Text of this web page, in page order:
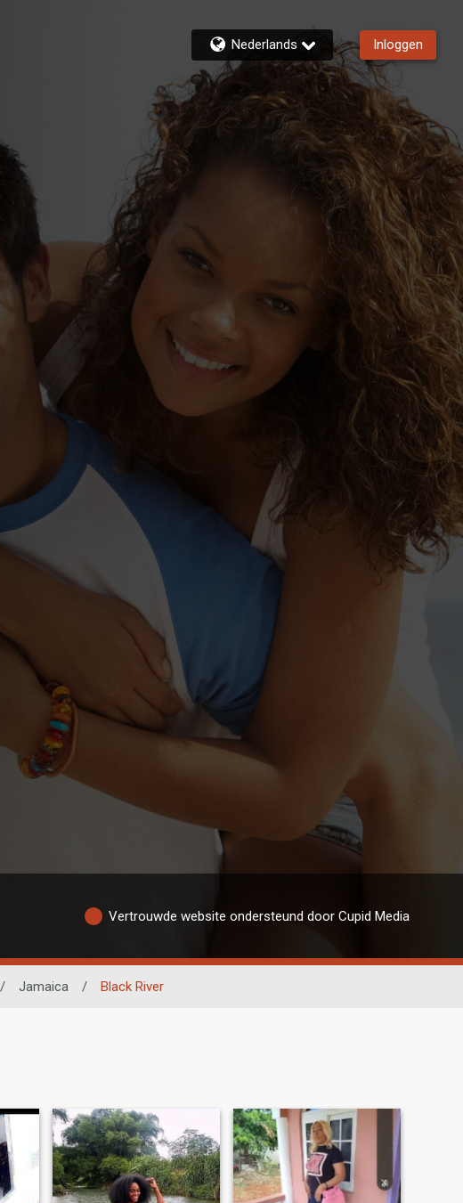
Nederlands Inloggen
Vertrouwde website ondersteund door Cupid Media
/ Jamaica / Black River